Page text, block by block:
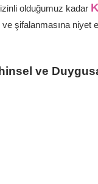
olduğumuz kadar
şifalanmasına niyet
ve